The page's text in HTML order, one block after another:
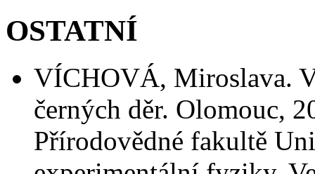
OSTATNÍ
VÍCHOVÁ, Miroslava.
černých děr. Olomouc,
Přírodovědné fakultě